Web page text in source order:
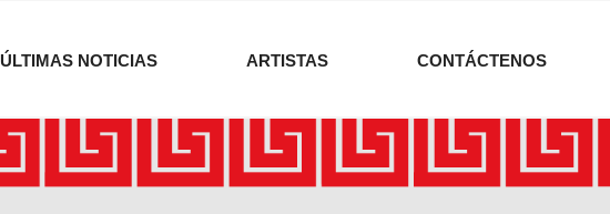
ÚLTIMAS NOTICIAS ARTISTAS CONTÁCTENOS